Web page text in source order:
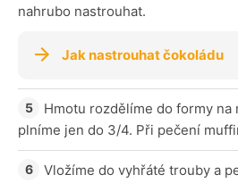
nahrubo nastrouhat.
Jak nastrouhat čokoládu
Hmotu rozdělíme do formy na
plníme jen do 3/4. Při pečení
Vložíme do vyhřáté trouby a